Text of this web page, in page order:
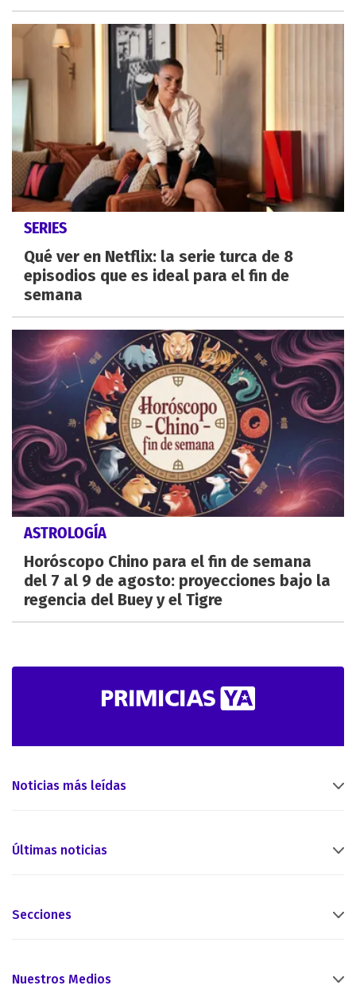
SERIES
Qué ver en Netflix: la serie turca de 8
episodios que es ideal para el fin de
semana
ASTROLOGÍA
Horóscopo Chino para el fin de semana
del 7 al 9 de agosto: proyecciones bajo la
regencia del Buey y el Tigre
Noticias más leídas
Últimas noticias
Secciones
Nuestros Medios